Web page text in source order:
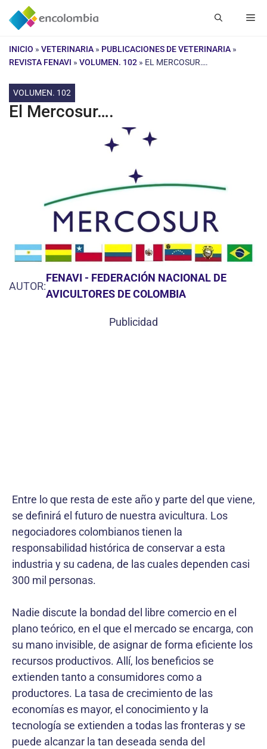
Saltar
INICIO » VETERINARIA » PUBLICACIONES DE VETERINARIA »
REVISTA FENAVI » VOLUMEN. 102 » EL MERCOSUR….
VOLUMEN. 102
El Mercosur….
AUTOR:
FENAVI - FEDERACIÓN NACIONAL DE
AVICULTORES DE COLOMBIA
Publicidad
Entre lo que resta de este año y parte del que viene,
se definirá el futuro de nuestra avicultura. Los
negociadores colombianos tienen la
responsabilidad histórica de conservar a esta
industria y su cadena, de las cuales dependen casi
300 mil personas.
Nadie discute la bondad del libre comercio en el
plano teórico, en el que el mercado se encarga, con
su mano invisible, de asignar de forma eficiente los
recursos productivos. Allí, los beneficios se
extienden tanto a consumidores como a
productores. La tasa de crecimiento de las
economías es mayor, el conocimiento y la
tecnología se extienden a todas las fronteras y se
puede alcanzar la tan deseada senda del